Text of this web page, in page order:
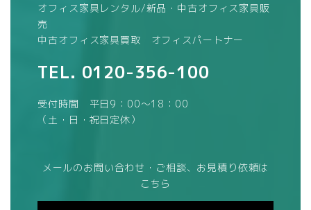
オフィス家具レンタル/新品・中古オフィス家具販
売
中古オフィス家具買取 オフィスパートナー
TEL. 0120-356-100
受付時間 平日9：00～18：00
（土・日・祝日定休）
メールのお問い合わせ・ご相談、お見積り依頼は
こちら